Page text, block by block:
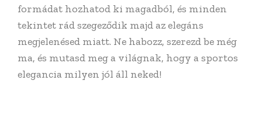
formádat hozhatod ki magadból, és minden
tekintet rád szegeződik majd az elegáns
megjelenésed miatt. Ne habozz, szerezd be még
ma, és mutasd meg a világnak, hogy a sportos
elegancia milyen jól áll neked!